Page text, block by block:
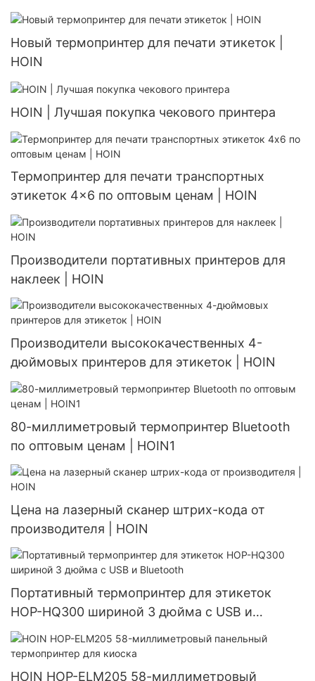
сек, настольный термопринтер 80 мм
Новый термопринтер для печати этикеток |
HOIN
HOIN | Лучшая покупка чекового принтера
Термопринтер для печати транспортных
этикеток 4x6 по оптовым ценам | HOIN
Производители портативных принтеров для
наклеек | HOIN
Производители высококачественных 4-
дюймовых принтеров для этикеток | HOIN
80-миллиметровый термопринтер Bluetooth
по оптовым ценам | HOIN1
Цена на лазерный сканер штрих-кода от
производителя | HOIN
Портативный термопринтер для этикеток
HOP-HQ300 шириной 3 дюйма с USB и
Bluetooth
HOIN HOP-ELM205 58-миллиметровый